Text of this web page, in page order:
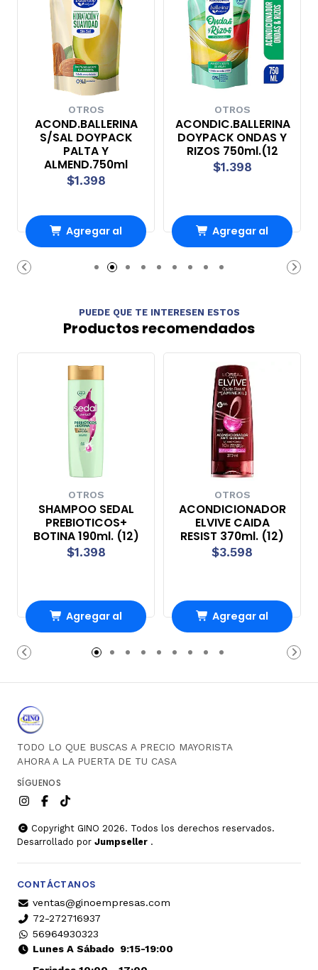
OTROS
ACOND.BALLERINA
S/SAL DOYPACK
PALTA Y
ALMEND.750ml
$1.398
Agregar al
Carro
OTROS
ACONDIC.BALLERINA
DOYPACK ONDAS Y
RIZOS 750ml.(12
$1.398
Agregar al
Carro
PUEDE QUE TE INTERESEN ESTOS
Productos recomendados
OTROS
SHAMPOO SEDAL
PREBIOTICOS+
BOTINA 190ml. (12)
$1.398
Agregar al
Carro
OTROS
ACONDICIONADOR
ELVIVE CAIDA
RESIST 370ml. (12)
$3.598
Agregar al
Carro
TODO LO QUE BUSCAS A PRECIO MAYORISTA
AHORA A LA PUERTA DE TU CASA
SÍGUENOS
Copyright GINO 2026. Todos los derechos reservados.
Desarrollado por Jumpseller .
CONTÁCTANOS
ventas@ginoempresas.com
72-272716937
56964930323
Lunes A Sábado9:15-19:00